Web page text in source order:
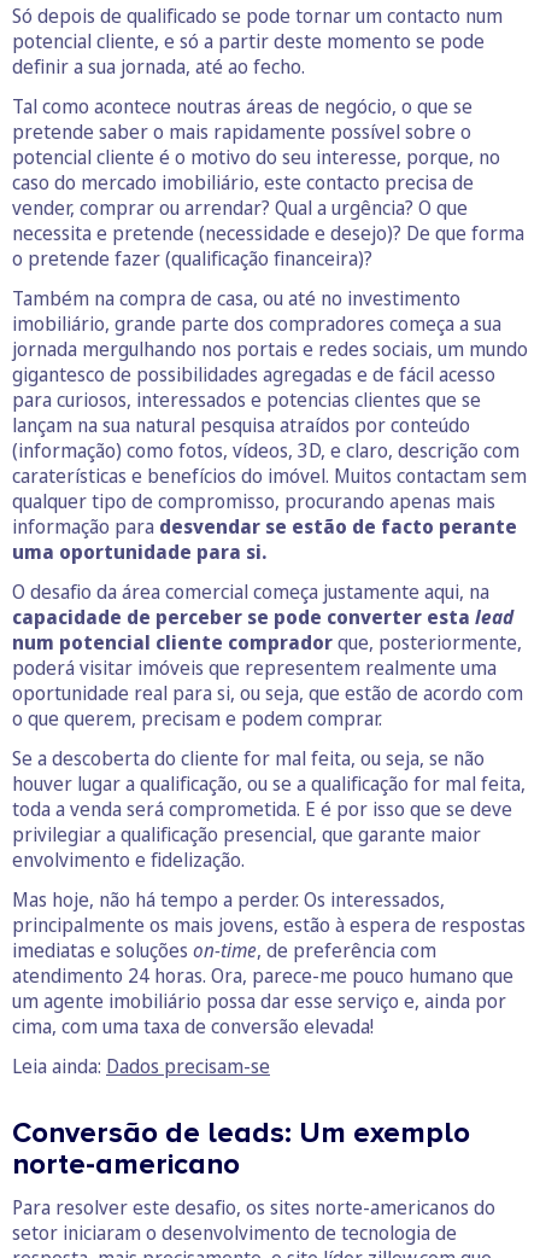
Só depois de qualificado se pode tornar um contacto num
potencial cliente, e só a partir deste momento se pode
definir a sua jornada, até ao fecho.
Tal como acontece noutras áreas de negócio, o que se
pretende saber o mais rapidamente possível sobre o
potencial cliente é o motivo do seu interesse, porque, no
caso do mercado imobiliário, este contacto precisa de
vender, comprar ou arrendar? Qual a urgência? O que
necessita e pretende (necessidade e desejo)? De que forma
o pretende fazer (qualificação financeira)?
Também na compra de casa, ou até no investimento
imobiliário, grande parte dos compradores começa a sua
jornada mergulhando nos portais e redes sociais, um mundo
gigantesco de possibilidades agregadas e de fácil acesso
para curiosos, interessados e potencias clientes que se
lançam na sua natural pesquisa atraídos por conteúdo
(informação) como fotos, vídeos, 3D, e claro, descrição com
caraterísticas e benefícios do imóvel. Muitos contactam sem
qualquer tipo de compromisso, procurando apenas mais
informação para desvendar se estão de facto perante
uma oportunidade para si.
O desafio da área comercial começa justamente aqui, na
capacidade de perceber se pode converter esta lead
num potencial cliente compradorque, posteriormente,
poderá visitar imóveis que representem realmente uma
oportunidade real para si, ou seja, que estão de acordo com
o que querem, precisam e podem comprar.
Se a descoberta do cliente for mal feita, ou seja, se não
houver lugar a qualificação, ou se a qualificação for mal feita,
toda a venda será comprometida. E é por isso que se deve
privilegiar a qualificação presencial, que garante maior
envolvimento e fidelização.
Mas hoje, não há tempo a perder. Os interessados,
principalmente os mais jovens, estão à espera de respostas
imediatas e soluções on-time, de preferência com
atendimento 24 horas. Ora, parece-me pouco humano que
um agente imobiliário possa dar esse serviço e, ainda por
cima, com uma taxa de conversão elevada!
Leia ainda: Dados precisam-se
Conversão de leads: Um exemplo
norte-americano
Para resolver este desafio, os sites norte-americanos do
setor iniciaram o desenvolvimento de tecnologia de